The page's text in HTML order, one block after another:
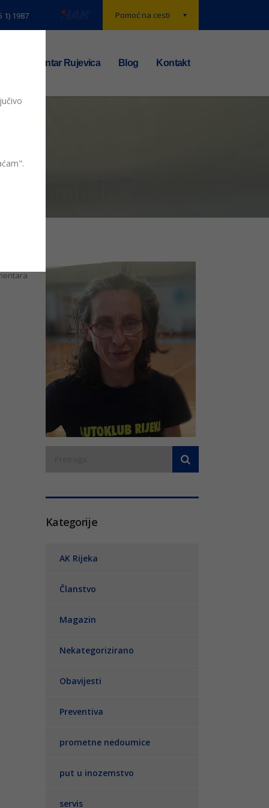
Pomoć na cesti
1) 1987
TS centar Rujevica Blog Kontakt
Kategorije
AK Rijeka
Članstvo
Magazin
Nekategorizirano
Obavijesti
Preventiva
prometne nedoumice
put u inozemstvo
servis